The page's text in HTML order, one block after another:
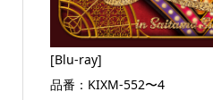
[Blu-ray]
品番：KIXM-552〜4